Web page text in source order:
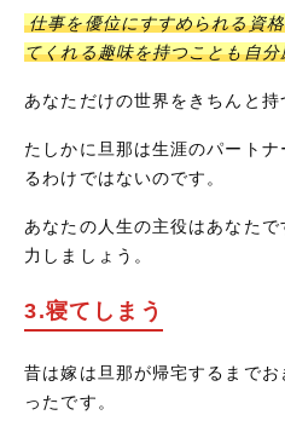
仕事を優位にすすめられる資
てくれる趣味を持つことも自分
あなただけの世界をきちんと持
たしかに旦那は生涯のパート
るわけではないのです。
あなたの人生の主役はあなた
力しましょう。
3.寝てしまう
昔は嫁は旦那が帰宅するまで
ったです。